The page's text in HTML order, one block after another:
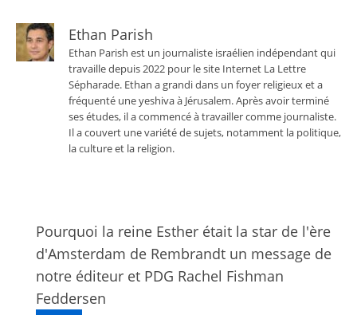
Ethan Parish
Ethan Parish est un journaliste israélien indépendant qui
travaille depuis 2022 pour le site Internet La Lettre
Sépharade. Ethan a grandi dans un foyer religieux et a
fréquenté une yeshiva à Jérusalem. Après avoir terminé
ses études, il a commencé à travailler comme journaliste.
Il a couvert une variété de sujets, notamment la politique,
la culture et la religion.
Pourquoi la reine Esther était la star de l'ère
d'Amsterdam de Rembrandt un message de
notre éditeur et PDG Rachel Fishman
Feddersen